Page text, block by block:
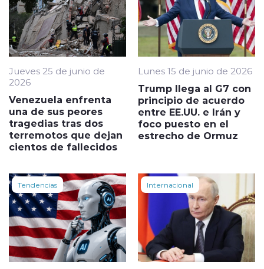
Jueves 25 de junio de
2026
Venezuela enfrenta
una de sus peores
tragedias tras dos
terremotos que dejan
cientos de fallecidos
Lunes 15 de junio de 2026
Trump llega al G7 con
principio de acuerdo
entre EE.UU. e Irán y
foco puesto en el
estrecho de Ormuz
Tendencias Internacional